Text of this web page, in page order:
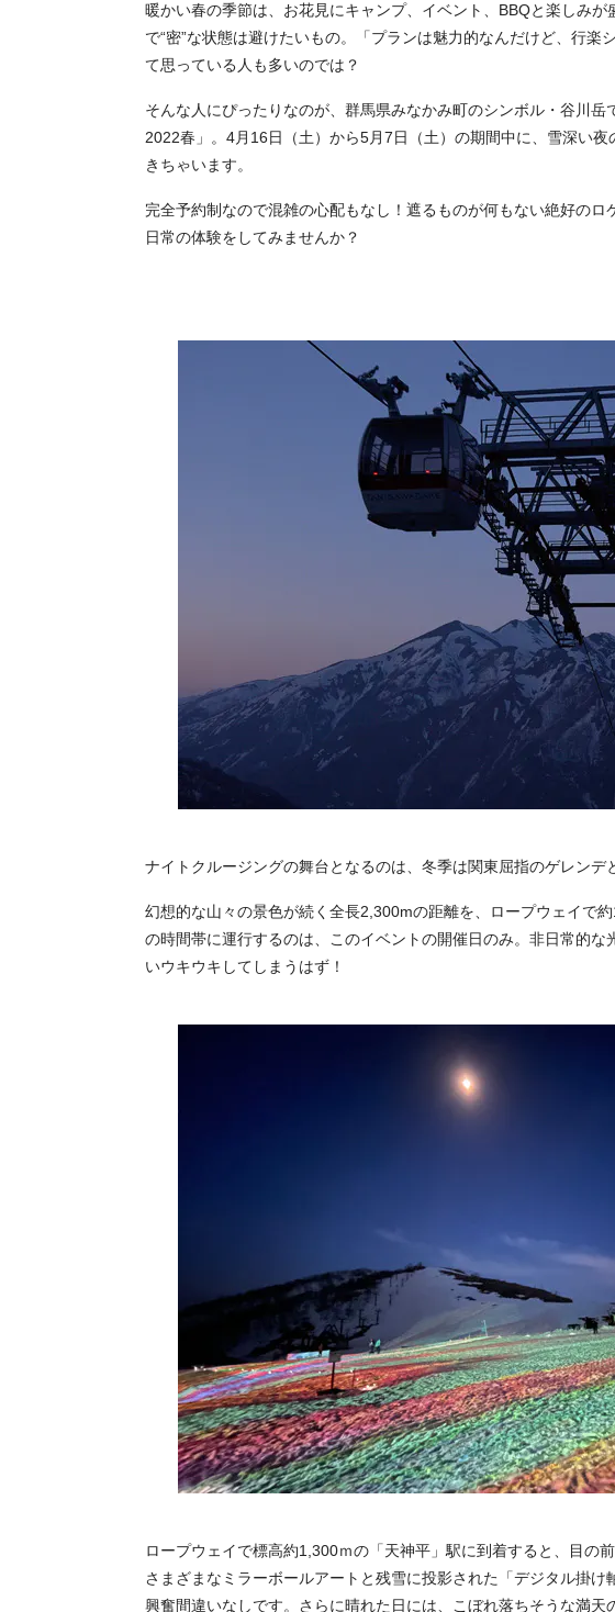
暖かい春の季節は、お花見にキャンプ、イベント、BBQと楽しみ
で“密”な状態は避けたいもの。「プランは魅力的なんだけど、行
て思っている人も多いのでは？
そんな人にぴったりなのが、群馬県みなかみ町のシンボル・谷川
2022春」。4月16日（土）から5月7日（土）の期間中に、雪深い
きちゃいます。
完全予約制なので混雑の心配もなし！遮るものが何もない絶好の
日常の体験をしてみませんか？
ナイトクルージングの舞台となるのは、冬季は関東屈指のゲレンデ
幻想的な山々の景色が続く全長2,300mの距離を、ロープウェイで
の時間帯に運行するのは、このイベントの開催日のみ。非日常的
いウキウキしてしまうはず！
ロープウェイで標高約1,300ｍの「天神平」駅に到着すると、目の
さまざまなミラーボールアートと残雪に投影された「デジタル掛
興奮間違いなしです。さらに晴れた日には、こぼれ落ちそうな満天